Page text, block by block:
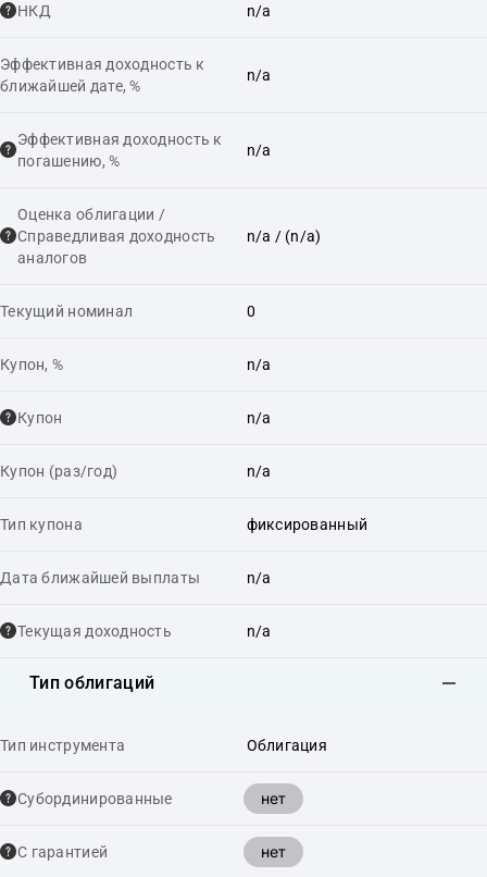
НКД n/a
Эффективная доходность к
ближайшей дате, %
n/a
Эффективная доходность к
погашению, %
n/a
Оценка облигации /
Справедливая доходность
аналогов
n/a / (n/a)
Текущий номинал 0
Купон, % n/a
Купон n/a
Купон (раз/год) n/a
Тип купона фиксированный
Дата ближайшей выплаты n/a
Текущая доходность n/a
Тип облигаций
Тип инструмента Облигация
Cубординированные нет
С гарантией нет